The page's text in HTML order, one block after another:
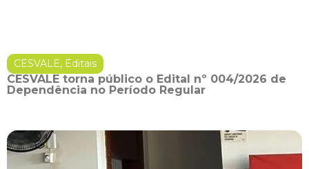
CESVALE, Editais
CESVALE torna público o Edital nº 004/2026 de
Dependência no Período Regular